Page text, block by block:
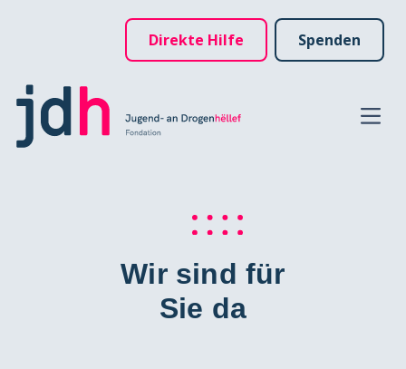
Direkte Hilfe Spenden
Wir sind für
Sie da